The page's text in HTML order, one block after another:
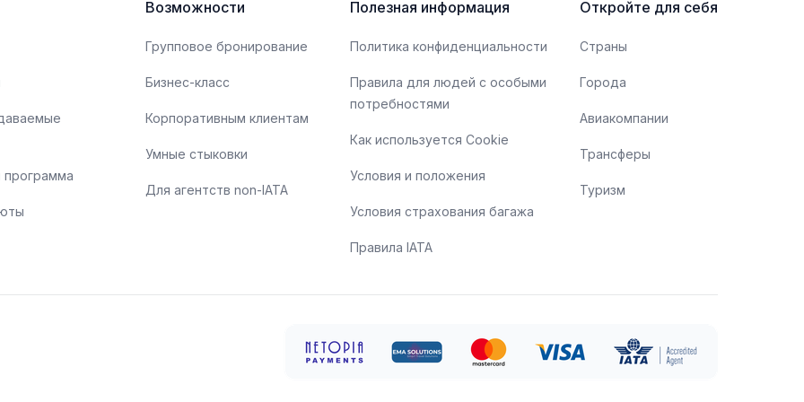
программа
Возможности
Групповое бронирование
Бизнес-класс
Корпоративным клиентам
Умные стыковки
Для агентств non-IATA
Полезная информация
Политика конфиденциальности
Правила для людей с особыми
потребностями
Как используется Cookie
Условия и положения
Условия страхования багажа
Правила IATA
Откройте для себя
Страны
Города
Авиакомпании
Трансферы
Туризм